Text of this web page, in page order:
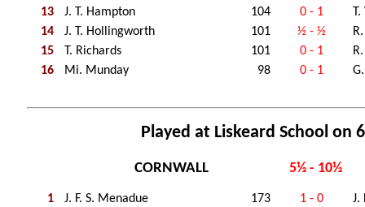
13
J. T. Hampton 104 0 - 1
T.
14
J. T. Hollingworth 101 ½ - ½
15
T. Richards 101 0 - 1
16
Mi. Munday 98 0 - 1
Played at Liskeard School on 6
CORNWALL 5½ - 10½
1 J. F. S. Menadue 173 1 - 0
J.